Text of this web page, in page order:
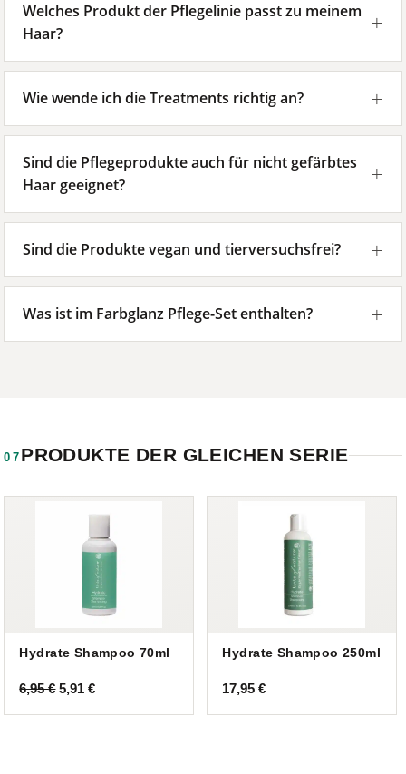
Welches Produkt der Pflegelinie passt zu meinem
Haar?
Wie wende ich die Treatments richtig an?
Sind die Pflegeprodukte auch für nicht gefärbtes
Haar geeignet?
Sind die Produkte vegan und tierversuchsfrei?
Was ist im Farbglanz Pflege-Set enthalten?
07 PRODUKTE DER GLEICHEN SERIE
Hydrate Shampoo 70ml
6,95€ Ursprünglicher
5,91€
Hydrate Shampoo 250ml
17,95€